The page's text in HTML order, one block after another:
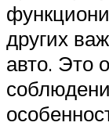
других
авто. Это